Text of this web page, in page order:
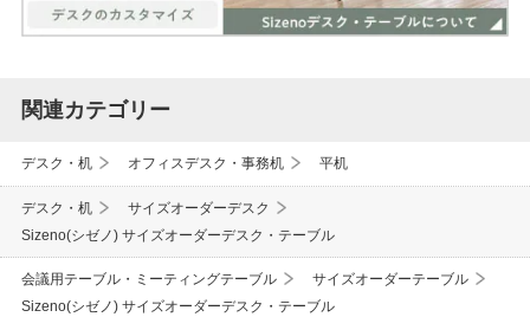
関連カテゴリー
デスク・机 オフィスデスク・事務机 平机
デスク・机
サイズオーダーデスク
Sizeno(シゼノ) サイズオーダーデスク・テーブル
会議用テーブル・ミーティングテーブル
サイズオーダーテーブル
Sizeno(シゼノ) サイズオーダーデスク・テーブル